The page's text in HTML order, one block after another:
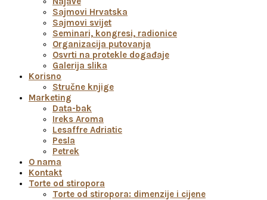
Sajmovi Hrvatska
Sajmovi svijet
Seminari, kongresi, radionice
Organizacija putovanja
Osvrti na protekle događaje
Galerija slika
Korisno
Stručne knjige
Marketing
Data-bak
Ireks Aroma
Lesaffre Adriatic
Pesla
Petrek
O nama
Kontakt
Torte od stiropora
Torte od stiropora: dimenzije i cijene